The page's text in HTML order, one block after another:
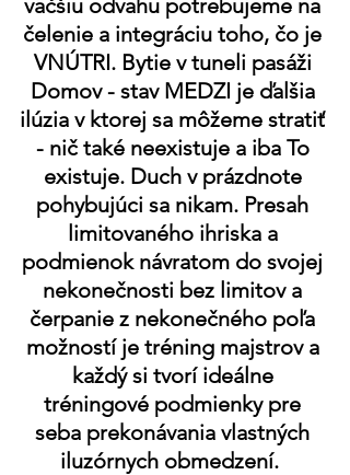
väčšiu odvahu potrebujeme na
čelenie a integráciu toho, čo je
VNÚTRI. Bytie v tuneli pasáži
Domov - stav MEDZI je ďalšia
ilúzia v ktorej sa môžeme stratiť
- nič také neexistuje a iba To
existuje. Duch v prázdnote
pohybujúci sa nikam. Presah
limitovaného ihriska a
podmienok návratom do svojej
nekonečnosti bez limitov a
čerpanie z nekonečného poľa
možností je tréning majstrov a
každý si tvorí ideálne
tréningové podmienky pre
seba prekonávania vlastných
iluzórnych obmedzení.